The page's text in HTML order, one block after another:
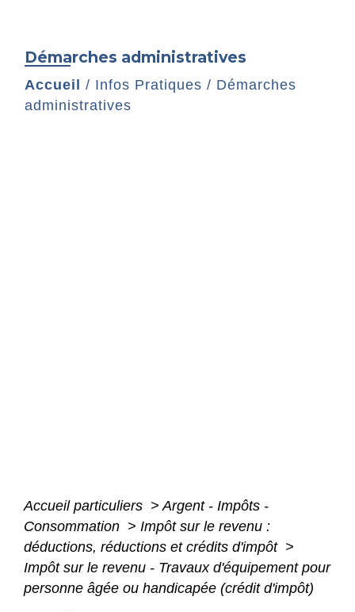
Démarches administratives
Accueil / Infos Pratiques / Démarches
administratives
Accueil particuliers > Argent - Impôts -
Consommation > Impôt sur le revenu :
déductions, réductions et crédits d'impôt >
Impôt sur le revenu - Travaux d'équipement pour
personne âgée ou handicapée (crédit d'impôt)